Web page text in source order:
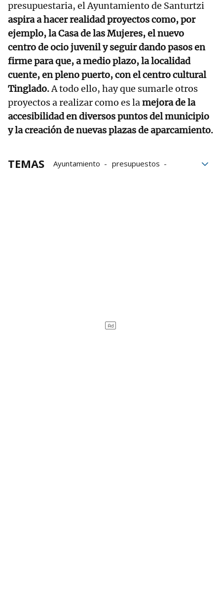
presupuestaria, el Ayuntamiento de Santurtzi
aspira a hacer realidad proyectos como, por
ejemplo, la Casa de las Mujeres, el nuevo
centro de ocio juvenil y seguir dando pasos en
firme para que, a medio plazo, la localidad
cuente, en pleno puerto, con el centro cultural
Tinglado.A todo ello, hay que sumarle otros
proyectos a realizar como es lamejora de la
accesibilidad en diversos puntos del municipio
y la creación de nuevas plazas de aparcamiento.
TEMAS Ayuntamiento
presupuestos